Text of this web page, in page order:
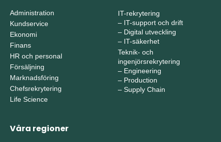
Administration
Kundservice
Ekonomi
Finans
HR och personal
Försäljning
Marknadsföring
Chefsrekrytering
Life Science
IT-rekrytering
– IT-support och drift
– Digital utveckling
– IT-säkerhet
Teknik- och
ingenjörsrekrytering
– Engineering
– Production
– Supply Chain
Våra regioner